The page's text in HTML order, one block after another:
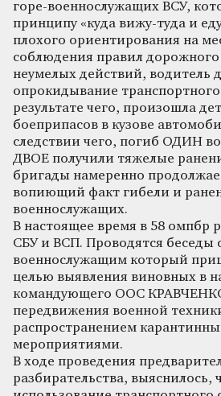
горе-военнослужащих ВСУ,
принципу «куда вижу-туда и
плохого ориентирования на
соблюдения правил
неумелых действий, водитель
опрокидывание транспортного
результате чего, произошла
боеприпасов в кузове
следствии чего, погиб ОДИН
ДВОЕ получили тяжелые
бригады намеренно
вопиющий факт гибели и
военнослужащих.
В настоящее время в 58 омпбр
СБУ и ВСП. Проводятся беседы
военнослужащим который
целью выявления виновных в
командующего ООС
передвижения военной
распространением
мероприятиями.
В ходе проведения
разбирательства, выяснилось,